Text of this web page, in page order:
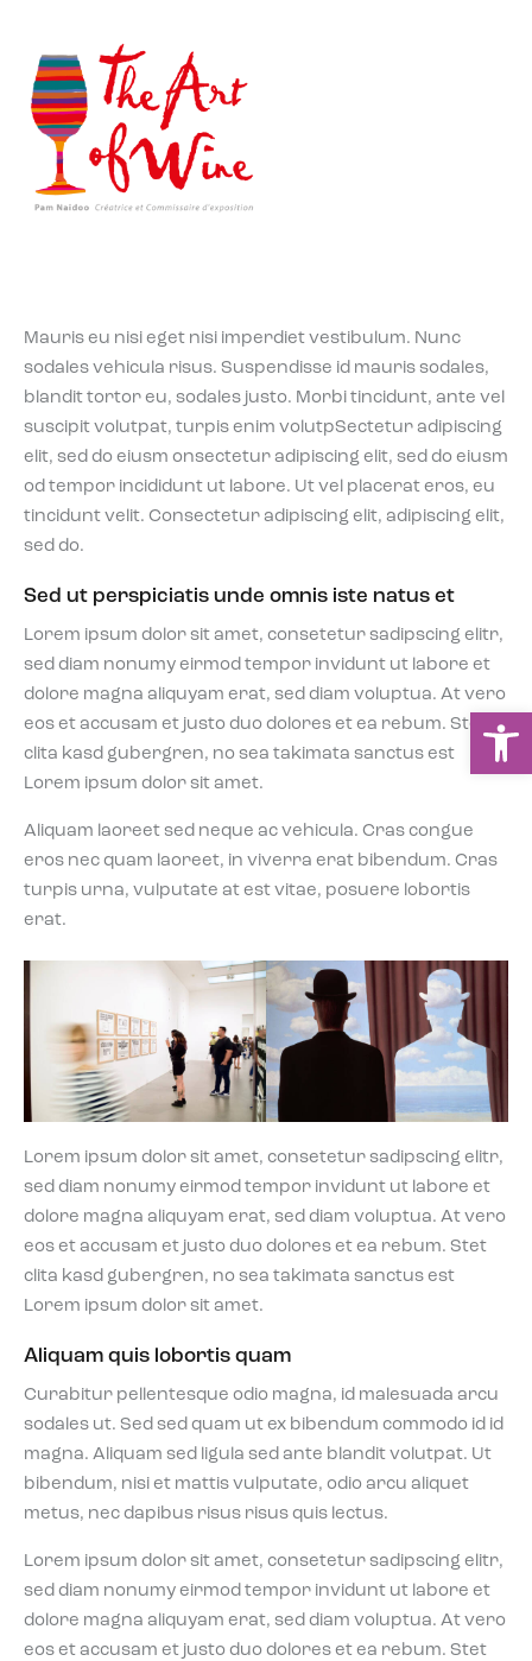
Mauris eu nisi eget nisi imperdiet vestibulum. Nunc
sodales vehicula risus. Suspendisse id mauris sodales,
blandit tortor eu, sodales justo. Morbi tincidunt, ante vel
suscipit volutpat, turpis enim volutpSectetur adipiscing
elit, sed do eiusm onsectetur adipiscing elit, sed do eiusm
od tempor incididunt ut labore. Ut vel placerat eros, eu
tincidunt velit. Consectetur adipiscing elit, adipiscing elit,
sed do.
Sed ut perspiciatis unde omnis iste natus et
Lorem ipsum dolor sit amet, consetetur sadipscing elitr,
sed diam nonumy eirmod tempor invidunt ut labore et
dolore magna aliquyam erat, sed diam voluptua. At vero
eos et accusam et justo duo dolores et ea rebum. Stet
clita kasd gubergren, no sea takimata sanctus est
Lorem ipsum dolor sit amet.
Aliquam laoreet sed neque ac vehicula. Cras congue
eros nec quam laoreet, in viverra erat bibendum. Cras
turpis urna, vulputate at est vitae, posuere lobortis
erat.
Lorem ipsum dolor sit amet, consetetur sadipscing elitr,
sed diam nonumy eirmod tempor invidunt ut labore et
dolore magna aliquyam erat, sed diam voluptua. At vero
eos et accusam et justo duo dolores et ea rebum. Stet
clita kasd gubergren, no sea takimata sanctus est
Lorem ipsum dolor sit amet.
Aliquam quis lobortis quam
Curabitur pellentesque odio magna, id malesuada arcu
sodales ut. Sed sed quam ut ex bibendum commodo id id
magna. Aliquam sed ligula sed ante blandit volutpat. Ut
bibendum, nisi et mattis vulputate, odio arcu aliquet
metus, nec dapibus risus risus quis lectus.
Lorem ipsum dolor sit amet, consetetur sadipscing elitr,
sed diam nonumy eirmod tempor invidunt ut labore et
dolore magna aliquyam erat, sed diam voluptua. At vero
eos et accusam et justo duo dolores et ea rebum. Stet